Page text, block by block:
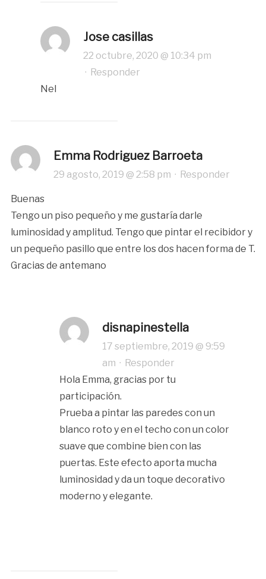
Jose casillas
22 octubre, 2020 @ 10:34 pm
· Responder
Nel
Emma Rodriguez Barroeta
29 agosto, 2019 @ 2:58 pm · Responder
Buenas
Tengo un piso pequeño y me gustaría darle
luminosidad y amplitud. Tengo que pintar el recibidor y
un pequeño pasillo que entre los dos hacen forma de T.
Gracias de antemano
disnapinestella
17 septiembre, 2019 @ 9:59
am · Responder
Hola Emma, gracias por tu
participación.
Prueba a pintar las paredes con un
blanco roto y en el techo con un color
suave que combine bien con las
puertas. Este efecto aporta mucha
luminosidad y da un toque decorativo
moderno y elegante.